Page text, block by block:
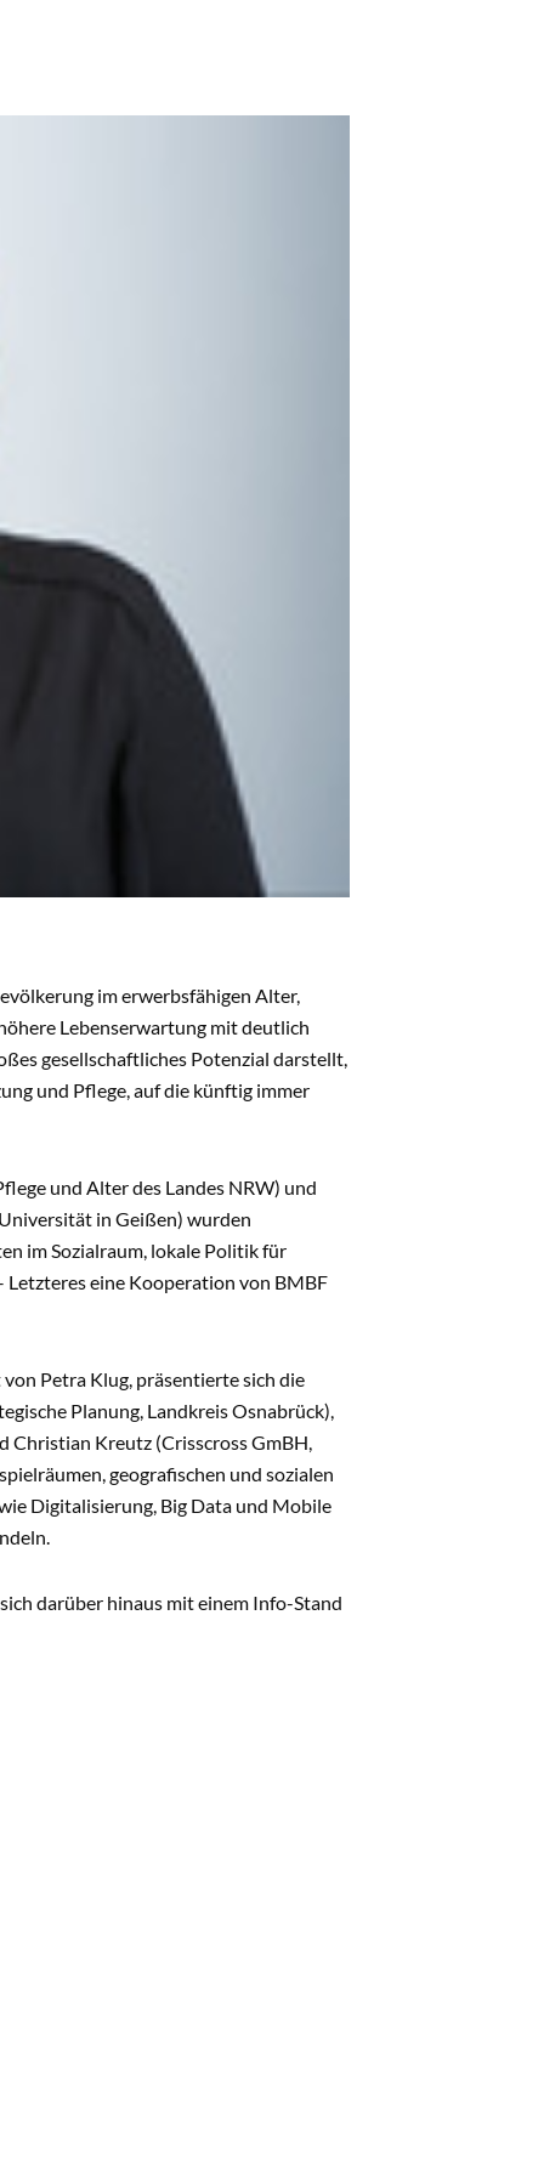
im erwerbsfähigen Alter,
Lebenserwartung mit deutlich
gesellschaftliches Potenzial darstellt,
und Pflege, auf die künftig immer
und Alter des Landes NRW) und
in Geißen) wurden
im Sozialraum, lokale Politik für
Letzteres eine Kooperation von BMBF
Petra Klug, präsentierte sich die
Planung, Landkreis Osnabrück),
Christian Kreutz (Crisscross GmBH,
geografischen und sozialen
Digitalisierung, Big Data und Mobile
darüber hinaus mit einem Info-Stand